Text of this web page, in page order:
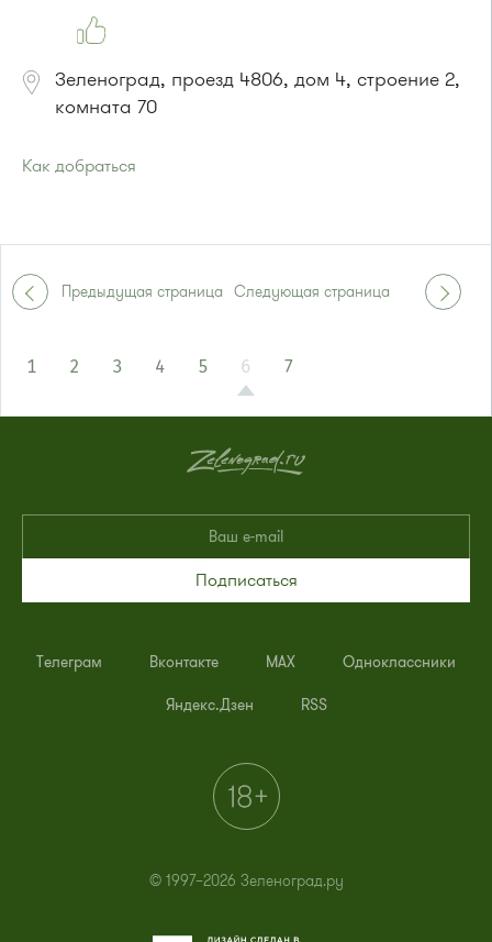
Зеленоград, проезд 4806, дом 4, строение 2,
комната 70
Как добраться
Предыдущая страница Следующая страница
1 2 3 4 5 6 7
Подписаться
Телеграм Вконтакте MAX Одноклассники
Яндекс.Дзен RSS
© 1997–2026 Зеленоград.ру